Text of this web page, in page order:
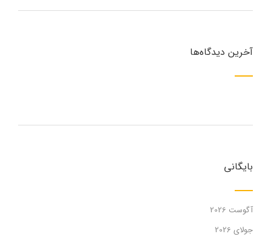
آخرین دیدگاه‌ها
بایگانی
آگوست 2026
جولای 2026